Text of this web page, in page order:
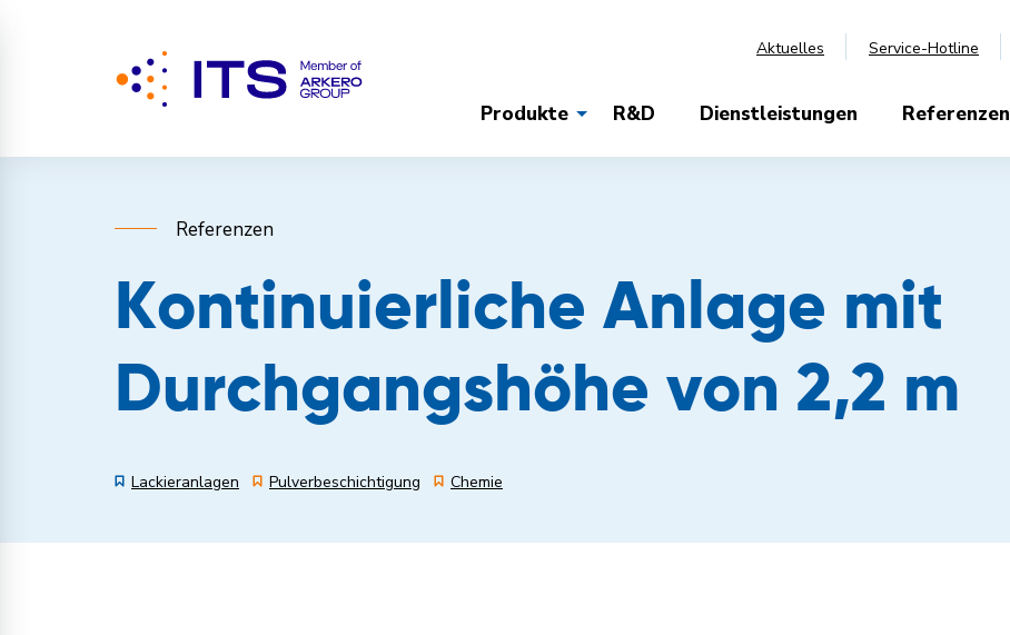
Aktuelles Service-Hotline
Produkte R&D Dienstleistungen Referenzen
Referenzen
Kontinuierliche Anlage mit
Durchgangshöhe von 2,2 m
Lackieranlagen Pulverbeschichtigung Chemie